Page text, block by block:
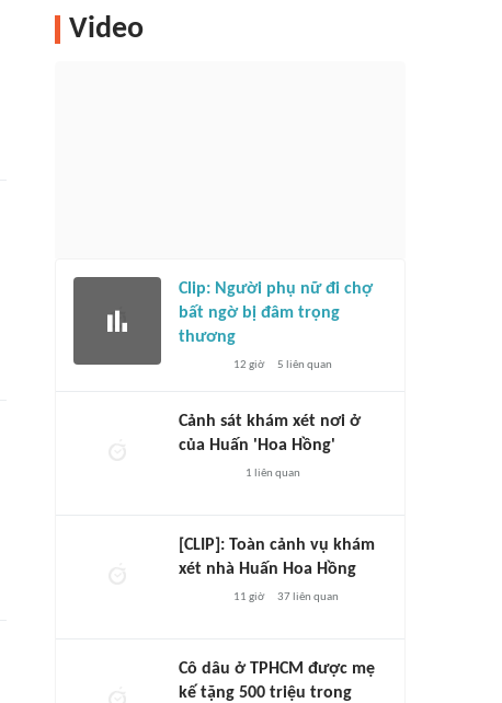
Video
Clip: Người phụ nữ đi chợ
bất ngờ bị đâm trọng
thương
12 giờ 5 liên quan
Cảnh sát khám xét nơi ở
của Huấn 'Hoa Hồng'
1 liên quan
[CLIP]: Toàn cảnh vụ khám
xét nhà Huấn Hoa Hồng
11 giờ 37liên quan
Cô dâu ở TPHCM được mẹ
kế tặng 500 triệu trong